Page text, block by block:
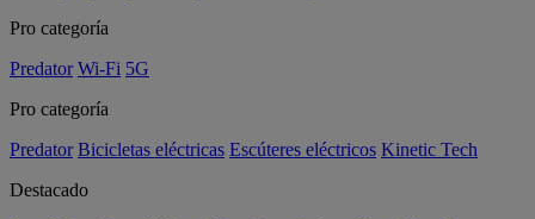
Pro categoría
Predator Wi-Fi 5G
Pro categoría
Predator Bicicletas eléctricas Escúteres eléctricos Kinetic Tech
Destacado